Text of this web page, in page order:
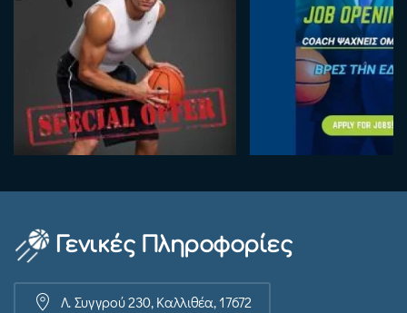
Γενικές Πληροφορίες
Λ. Συγγρού 230, Καλλιθέα, 17672